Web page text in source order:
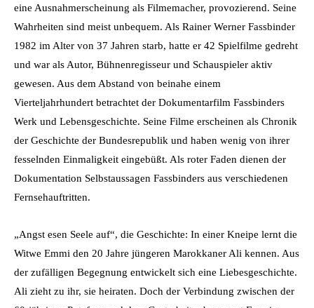
eine Ausnahmerscheinung als Filmemacher, provozierend. Seine
Wahrheiten sind meist unbequem. Als Rainer Werner Fassbinder
1982 im Alter von 37 Jahren starb, hatte er 42 Spielfilme gedreht
und war als Autor, Bühnenregisseur und Schauspieler aktiv
gewesen. Aus dem Abstand von beinahe einem
Vierteljahrhundert betrachtet der Dokumentarfilm Fassbinders
Werk und Lebensgeschichte. Seine Filme erscheinen als Chronik
der Geschichte der Bundesrepublik und haben wenig von ihrer
fesselnden Einmaligkeit eingebüßt. Als roter Faden dienen der
Dokumentation Selbstaussagen Fassbinders aus verschiedenen
Fernsehauftritten.
„Angst esen Seele auf“, die Geschichte: In einer Kneipe lernt die
Witwe Emmi den 20 Jahre jüngeren Marokkaner Ali kennen. Aus
der zufälligen Begegnung entwickelt sich eine Liebesgeschichte.
Ali zieht zu ihr, sie heiraten. Doch der Verbindung zwischen der